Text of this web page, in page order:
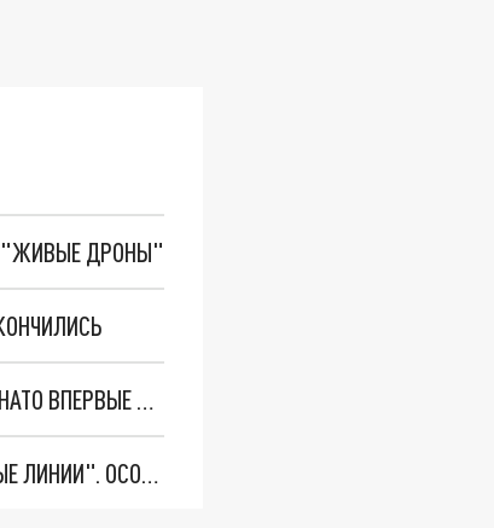
"ЖИВЫЕ ДРОНЫ"
"ОЧЕНЬ ПЛОХИЕ НОВОСТИ": БОЛЬШАЯ ОШИБКА PALANTIR В РОССИИ. СТРАНЫ НАТО ВПЕРВЫЕ ЗА СВО ОСТАНОВИЛИ ПОСТАВКИ ОРУЖИЯ. ВСУ ТЕРЯЮТ ПРИГРАНИЧЬЕ?
"ТЕРПЕНИЕ ПУТИНА ЛОПНУЛО". РЕКОРДНЫЙ УДАР ПО КИЕВУ "ПЕРЕСЁК КРАСНЫЕ ЛИНИИ". ОСОБЫЕ СПЕЦЫ КНДР НА ЛБС? ТАЙНЫЕ ПЕРЕГОВОРЫ ЕВРОПЫ И МОСКВЫ